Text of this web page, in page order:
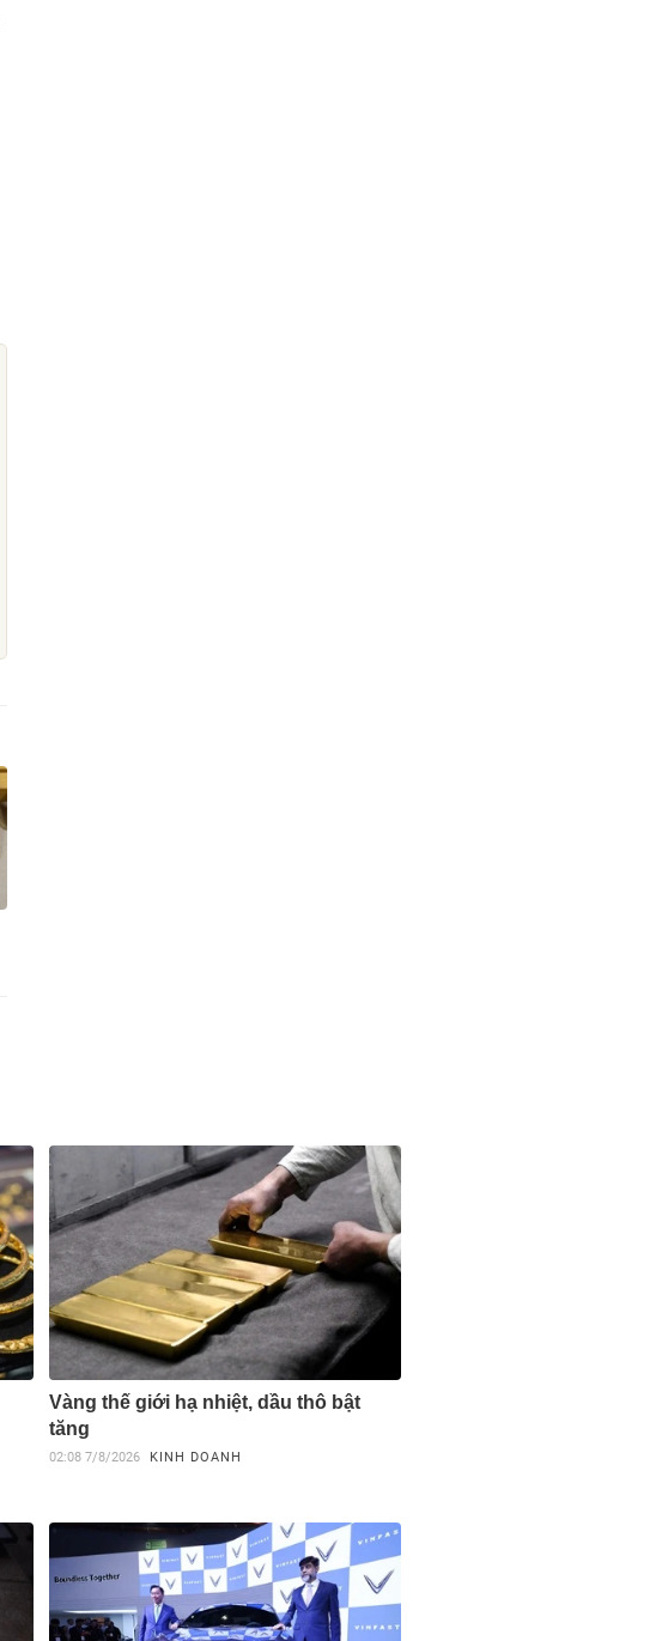
Vàng thế giới hạ nhiệt, dầu thô bật
tăng
02:08 7/8/2026 KINH DOANH